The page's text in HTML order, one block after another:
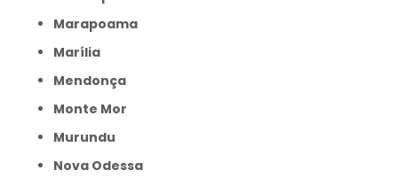
Marapoama
Marília
Mendonça
Monte Mor
Murundu
Nova Odessa